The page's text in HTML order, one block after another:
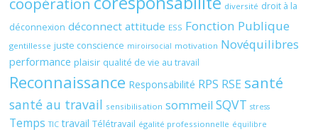
coopération diversité droit à la
déconnexion déconnect attitude ESS Fonction Publique
gentillesse juste conscience miroirsocial motivation Novéquilibres
performance plaisir qualité de vie au travail
Reconnaissance Responsabilité RPS RSE santé
santé au travail sensibilisation sommeil SQVT stress
Temps TIC travail Télétravail égalité professionnelle équilibre